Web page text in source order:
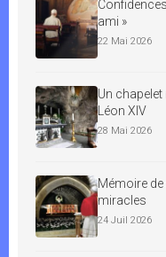
ami »
22 Mai 2026
Un
Léon XIV
28 Mai 2026
Mémoire
miracles
24 Juil 2026